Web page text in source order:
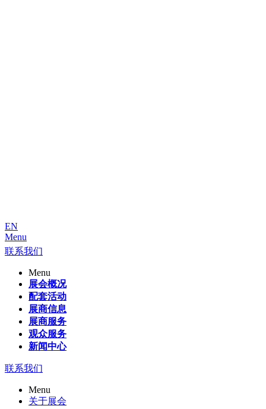
EN
Menu
联系我们
Menu
展会概况
配套活动
展商信息
展商服务
观众服务
新闻中心
联系我们
Menu
关于展会